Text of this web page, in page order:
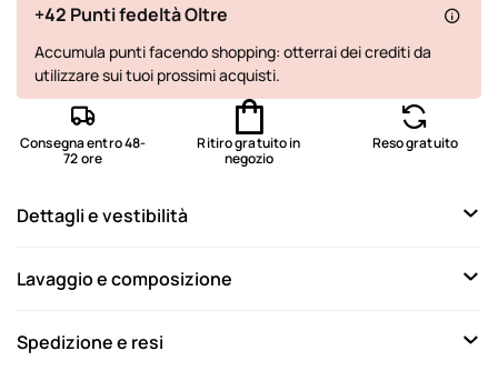
Disponibile
Disponibile
Disponibile
Non disponibile Mostra articoli simili
+42 Punti fedeltà Oltre
Accumula punti facendo shopping: otterrai dei crediti da
utilizzare sui tuoi prossimi acquisti.
Consegna entro 48-
72 ore
Ritiro gratuito in
negozio
Reso gratuito
Dettagli e vestibilità
Lavaggio e composizione
Spedizione e resi